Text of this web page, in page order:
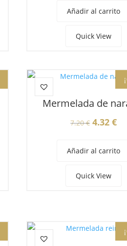
original
7.20 €.
Añadir al carrito
Quick View
Mermelada de
7.20€ El
original
7.20 €.
4.32€El
Añadir al carrito
Quick View